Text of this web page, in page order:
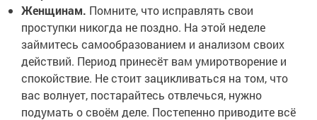
Женщинам. Помните, что исправлять свои
проступки никогда не поздно. На этой неделе
займитесь самообразованием и анализом своих
действий. Период принесёт вам умиротворение и
спокойствие. Не стоит зацикливаться на том, что
вас волнует, постарайтесь отвлечься, нужно
подумать о своём деле. Постепенно приводите всё